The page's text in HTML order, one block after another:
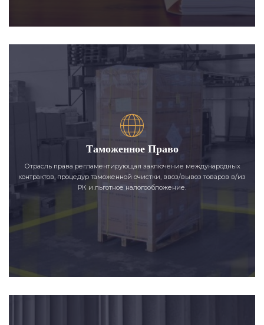
Таможенное Право
Отрасль права регламентирующая заключение международных
контрактов, процедур таможенной очистки, ввоз/вывоз товаров в/из
РК и льготное налогообложение.